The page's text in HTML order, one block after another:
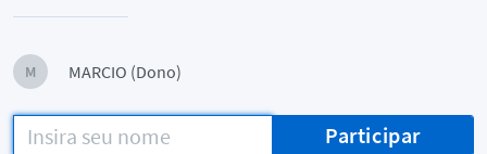
M MARCIO (Dono)
Participar